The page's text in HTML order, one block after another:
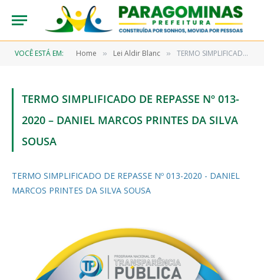
VOCÊ ESTÁ EM: Home » Lei Aldir Blanc » TERMO SIMPLIFICADO DE REPASSE Nº 013-2020 – DANIEL MARCOS PRINTES DA SILVA SOUSA
TERMO SIMPLIFICADO DE REPASSE Nº 013-
2020 – DANIEL MARCOS PRINTES DA SILVA
SOUSA
TERMO SIMPLIFICADO DE REPASSE Nº 013-2020 - DANIEL
MARCOS PRINTES DA SILVA SOUSA